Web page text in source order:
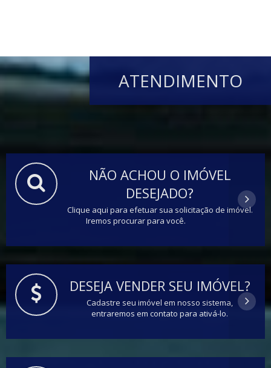
ATENDIMENTO
NÃO ACHOU O IMÓVEL
DESEJADO?
Clique aqui para efetuar sua solicitação de imóvel.
Iremos procurar para você.
DESEJA VENDER SEU IMÓVEL?
Cadastre seu imóvel em nosso sistema,
entraremos em contato para ativá-lo.